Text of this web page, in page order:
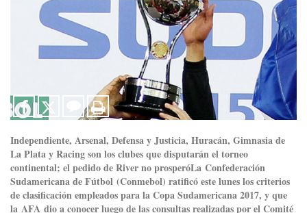
Independiente, Arsenal, Defensa y Justicia, Huracán, Gimnasia de
La Plata y Racing son los clubes que disputarán el torneo
continental; el pedido de River no prosperóLa Confederación
Sudamericana de Fútbol (Conmebol) ratificó este lunes los criterios
de clasificación empleados para la Copa Sudamericana 2017, y que
la AFA dio a conocer luego de las consultas realizadas por el Comité